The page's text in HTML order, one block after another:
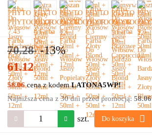
70.28 -13%
61.12
58.06cena z kodemLATONA5WP!
Najniższa cena z 30 dni przed promocją: 58.06
szt. Do koszyka